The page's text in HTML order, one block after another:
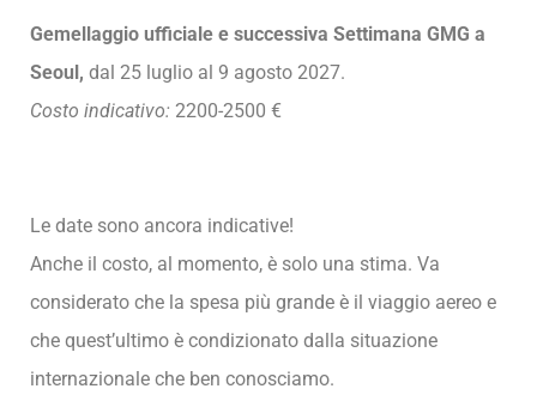
Gemellaggio ufficiale e successiva Settimana GMG a
Seoul, dal 25 luglio al 9 agosto 2027.
Costo indicativo: 2200-2500 €
Le date sono ancora indicative!
Anche il costo, al momento, è solo una stima. Va
considerato che la spesa più grande è il viaggio aereo e
che quest’ultimo è condizionato dalla situazione
internazionale che ben conosciamo.